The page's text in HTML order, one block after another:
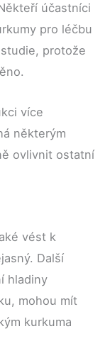
účastníci
pro léčbu
protože
více
některým
ovlivnit ostatní
vést k
Další
hladiny
mohou mít
kurkuma